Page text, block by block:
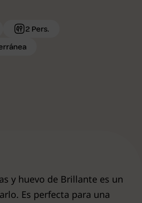
2 Pers.
y huevo de Brillante es un
Es perfecta para una